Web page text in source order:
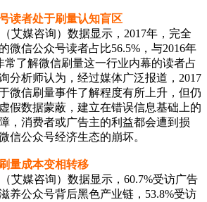
者处于刷量认知盲区
媒咨询）数据显示，2017年，完全
微信公众号读者占比56.5%，与2016年
常了解微信刷量这一行业内幕的读者占
分析师认为，经过媒体广泛报道，2017
微信刷量事件了解程度有所上升，但仍
假数据蒙蔽，建立在错误信息基础上的
，消费者或广告主的利益都会遭到损
信公众号经济生态的崩坏。
成本变相转移
媒咨询）数据显示，60.7%受访广告
养公众号背后黑色产业链，53.8%受访